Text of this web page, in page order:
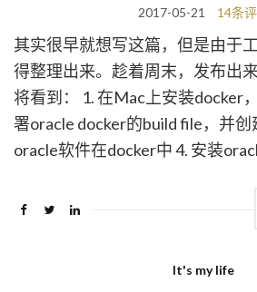
2017-05-21 14条
其实很早就想写这篇，但是由于
得整理出来。趁着周末，发布出
将看到： 1. 在Mac上安装docker
署oracle docker的build file，并创
oracle软件在docker中 4. 安装
It's my life